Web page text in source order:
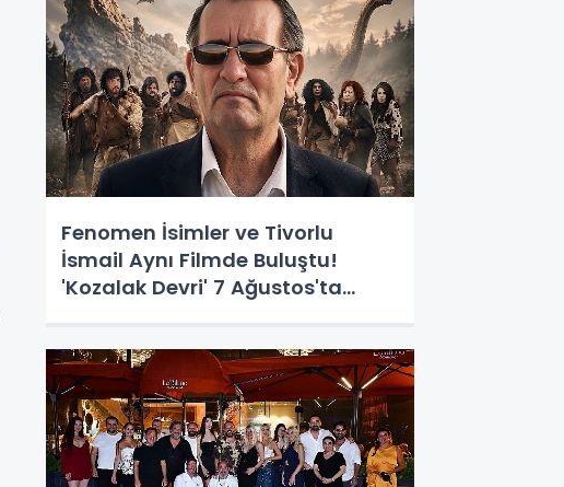
Fenomen İsimler ve Tivorlu
İsmail Aynı Filmde Buluştu!
'Kozalak Devri' 7 Ağustos'ta